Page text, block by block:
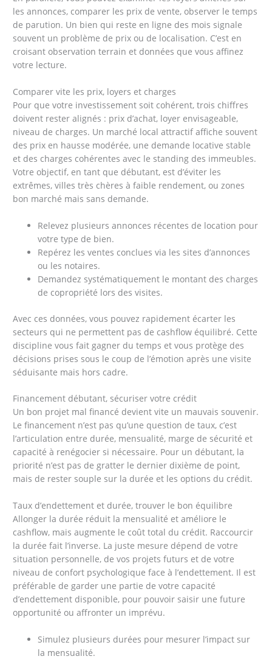
les annonces, comparer les prix de vente, observer le temps
de parution. Un bien qui reste en ligne des mois signale
souvent un problème de prix ou de localisation. C’est en
croisant observation terrain et données que vous affinez
votre lecture.
Comparer vite les prix, loyers et charges
Pour que votre investissement soit cohérent, trois chiffres
doivent rester alignés : prix d’achat, loyer envisageable,
niveau de charges. Un marché local attractif affiche souvent
des prix en hausse modérée, une demande locative stable
et des charges cohérentes avec le standing des immeubles.
Votre objectif, en tant que débutant, est d’éviter les
extrêmes, villes très chères à faible rendement, ou zones
bon marché mais sans demande.
Relevez plusieurs annonces récentes de location pour
votre type de bien.
Repérez les ventes conclues via les sites d’annonces
ou les notaires.
Demandez systématiquement le montant des charges
de copropriété lors des visites.
Avec ces données, vous pouvez rapidement écarter les
secteurs qui ne permettent pas de cashflow équilibré. Cette
discipline vous fait gagner du temps et vous protège des
décisions prises sous le coup de l’émotion après une visite
séduisante mais hors cadre.
Financement débutant, sécuriser votre crédit
Un bon projet mal financé devient vite un mauvais souvenir.
Le financement n’est pas qu’une question de taux, c’est
l’articulation entre durée, mensualité, marge de sécurité et
capacité à renégocier si nécessaire. Pour un débutant, la
priorité n’est pas de gratter le dernier dixième de point,
mais de rester souple sur la durée et les options du crédit.
Taux d’endettement et durée, trouver le bon équilibre
Allonger la durée réduit la mensualité et améliore le
cashflow, mais augmente le coût total du crédit. Raccourcir
la durée fait l’inverse. La juste mesure dépend de votre
situation personnelle, de vos projets futurs et de votre
niveau de confort psychologique face à l’endettement. Il est
préférable de garder une partie de votre capacité
d’endettement disponible, pour pouvoir saisir une future
opportunité ou affronter un imprévu.
Simulez plusieurs durées pour mesurer l’impact sur
la mensualité.